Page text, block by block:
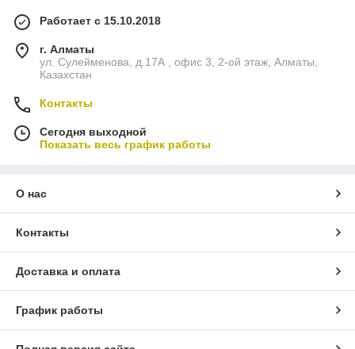
Работает с 15.10.2018
г. Алматы
ул. Сулейменова, д.17А , офис 3, 2-ой этаж, Алматы,
Казахстан
Контакты
Сегодня выходной
Показать весь график работы
О нас
Контакты
Доставка и оплата
График работы